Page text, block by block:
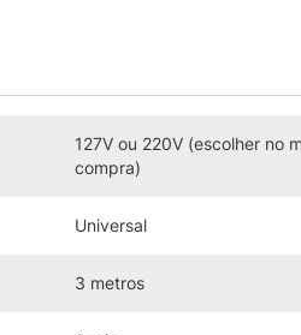
127V ou 220V (escolher no
compra)
Universal
3 metros